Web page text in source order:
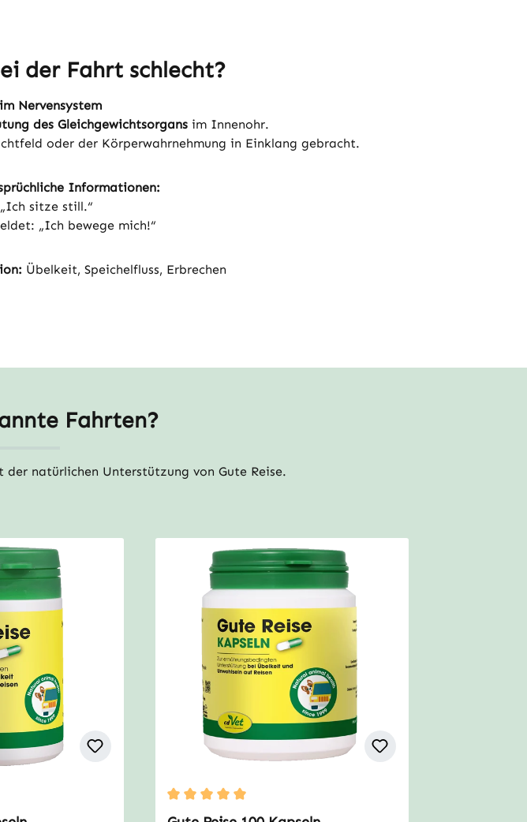
der Fahrt schlecht?
Nervensystem
des Gleichgewichtsorgans im Innenohr.
oder der Körperwahrnehmung in Einklang gebracht.
Informationen:
sitze still.“
„Ich bewege mich!“
Übelkeit, Speichelfluss, Erbrechen
Fahrten?
natürlichen Unterstützung von Gute Reise.
von 5 von 5 SternenDurchschnittliche Bewertung von 5 von 5 Sternen